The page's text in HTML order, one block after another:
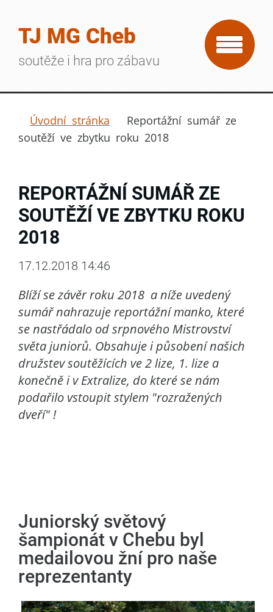
TJ MG Cheb
soutěže i hra pro zábavu
Úvodní stránka
Reportážní sumář ze
soutěží ve zbytku roku 2018
REPORTÁŽNÍ SUMÁŘ ZE
SOUTĚŽÍ VE ZBYTKU ROKU
2018
17.12.2018 14:46
Blíží se závěr roku 2018 a níže uvedený
sumář nahrazuje reportážní manko, které
se nastřádalo od srpnového Mistrovství
světa juniorů. Obsahuje i působení našich
družstev soutěžících ve 2 lize, 1. lize a
konečně i v Extralize, do které se nám
podařilo vstoupit stylem "rozražených
dveří" !
Juniorský světový
šampionát v Chebu byl
medailovou žní pro naše
reprezentanty